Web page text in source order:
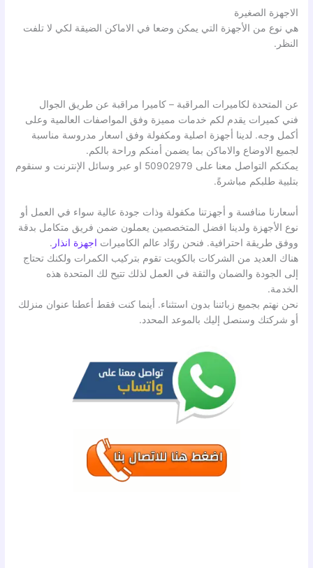
الاجهزة الصغيرة
هي نوع من الأجهزة التي يمكن وضعا في الاماكن الضيقة لكي لا تلفت
النظر.
عن المتحدة لكاميرات المراقبة – كاميرا مراقبة عن طريق الجوال
فني كميرات يقدم لكم خدمات مميزة وفق المواصفات العالمية وعلى
أكمل وجه. لدينا أجهزة اصلية ومكفولة وفق اسعار مدروسة مناسبة
لجميع الاوضاع والاماكن بما يضمن أمنكم وراحة بالكم.
يمكنكم التواصل معنا على 50902979 او عبر وسائل الإنترنت و سنقوم
بتلبية طلبكم مباشرةً.
أسعارنا منافسة و أجهزتنا مكفولة وذات جودة عالية سواء في العمل أو
نوع الأجهزة ولدينا افضل المتخصصين يعملون ضمن فريق متكامل بدقة
ووفق طريقة احترافية. فنحن روّاد عالم الكاميرات اجهزة انذار .
هناك العديد من الشركات بالكويت تقوم بتركيب الكمرات ولكنك تحتاج
إلى الجودة والضمان والثقة في العمل لذلك تتيح لك المتحدة هذه
الخدمة.
نحن نهتم بجميع زبائننا بدون استثناء. أينما كنت فقط أعطنا عنوان منزلك
أو شركتك وسنصل إليك بالموعد المحدد.